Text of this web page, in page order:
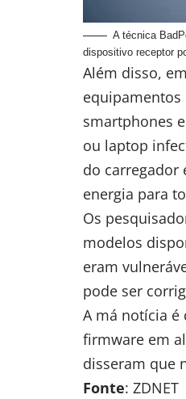
A técnica
dispositivo receptor
Além disso,
equipamentos
smartphones
ou laptop
do carregador
energia para
Os
modelos
eram
pode ser
A má notícia é
firmware em
disseram que
Fonte: ZDNET